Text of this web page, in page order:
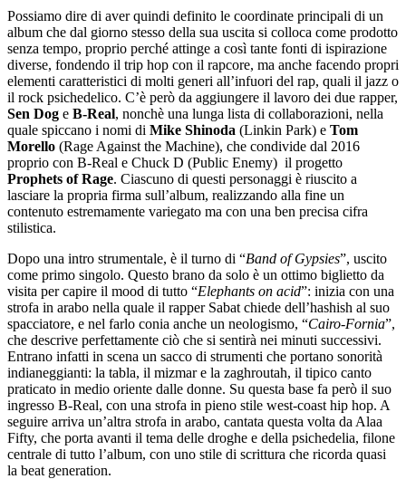
Possiamo dire di aver quindi definito le coordinate principali di un
album che dal giorno stesso della sua uscita si colloca come prodotto
senza tempo, proprio perché attinge a così tante fonti di ispirazione
diverse, fondendo il trip hop con il rapcore, ma anche facendo propri
elementi caratteristici di molti generi all’infuori del rap, quali il jazz o
il rock psichedelico. C’è però da aggiungere il lavoro dei due rapper,
Sen Dog e B-Real, nonchè una lunga lista di collaborazioni, nella
quale spiccano i nomi di Mike Shinoda (Linkin Park) e Tom
Morello (Rage Against the Machine), che condivide dal 2016
proprio con B-Real e Chuck D (Public Enemy) il progetto
Prophets of Rage. Ciascuno di questi personaggi è riuscito a
lasciare la propria firma sull’album, realizzando alla fine un
contenuto estremamente variegato ma con una ben precisa cifra
stilistica.
Dopo una intro strumentale, è il turno di “Band of Gypsies”, uscito
come primo singolo. Questo brano da solo è un ottimo biglietto da
visita per capire il mood di tutto “Elephants on acid”: inizia con una
strofa in arabo nella quale il rapper Sabat chiede dell’hashish al suo
spacciatore, e nel farlo conia anche un neologismo, “Cairo-Fornia”,
che descrive perfettamente ciò che si sentirà nei minuti successivi.
Entrano infatti in scena un sacco di strumenti che portano sonorità
indianeggianti: la tabla, il mizmar e la zaghroutah, il tipico canto
praticato in medio oriente dalle donne. Su questa base fa però il suo
ingresso B-Real, con una strofa in pieno stile west-coast hip hop. A
seguire arriva un’altra strofa in arabo, cantata questa volta da Alaa
Fifty, che porta avanti il tema delle droghe e della psichedelia, filone
centrale di tutto l’album, con uno stile di scrittura che ricorda quasi
la beat generation.